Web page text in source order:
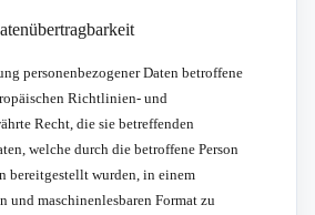
personenbezogener Daten betroffene
Richtlinien- und
Recht, die sie betreffenden
welche durch die betroffene Person
bereitgestellt wurden, in einem
und maschinenlesbaren Format zu